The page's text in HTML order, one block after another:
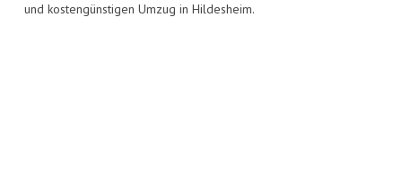
und kostengünstigen Umzug in Hildesheim.